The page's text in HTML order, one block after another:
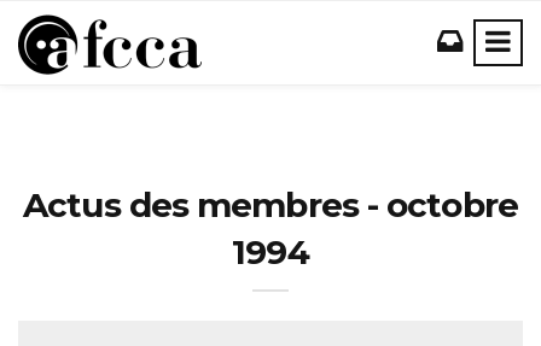
Actus des membres - octobre
1994